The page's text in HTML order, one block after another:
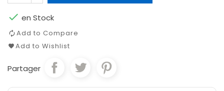
 en Stock
Add to Compare
Add to Wishlist
Partager